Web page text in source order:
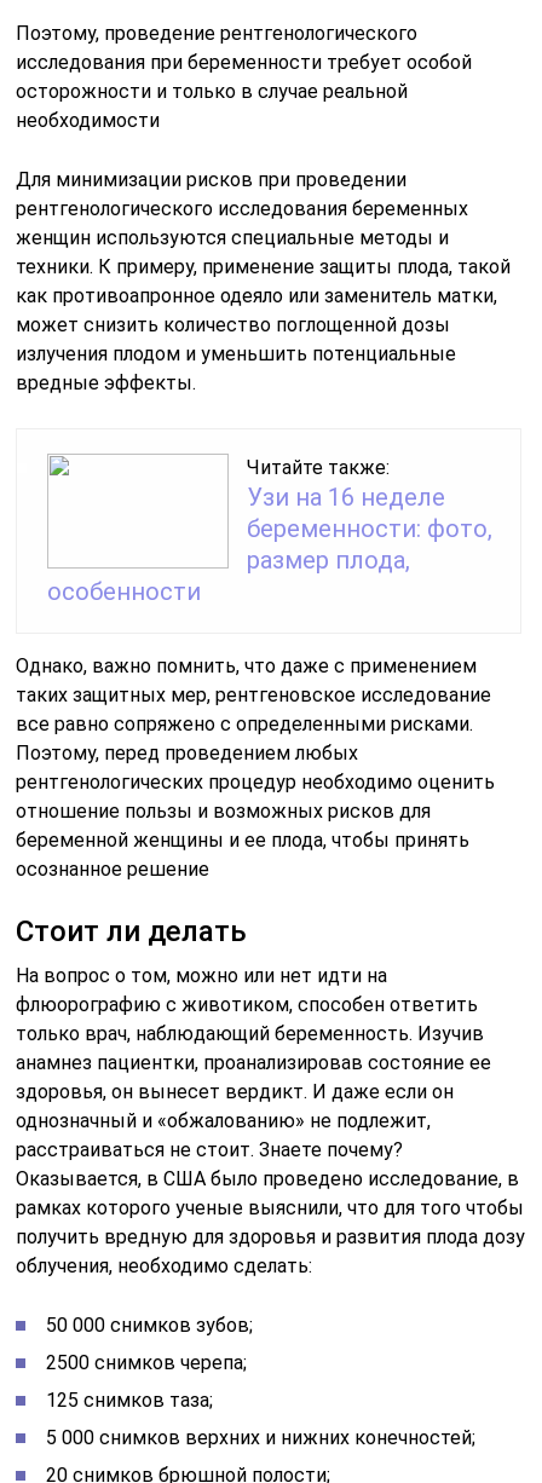
Поэтому, проведение рентгенологического
исследования при беременности требует особой
осторожности и только в случае реальной
необходимости
Для минимизации рисков при проведении
рентгенологического исследования беременных
женщин используются специальные методы и
техники. К примеру, применение защиты плода, такой
как противоапронное одеяло или заменитель матки,
может снизить количество поглощенной дозы
излучения плодом и уменьшить потенциальные
вредные эффекты.
Читайте также:
Узи на 16 неделе
беременности: фото,
размер плода,
особенности
Однако, важно помнить, что даже с применением
таких защитных мер, рентгеновское исследование
все равно сопряжено с определенными рисками.
Поэтому, перед проведением любых
рентгенологических процедур необходимо оценить
отношение пользы и возможных рисков для
беременной женщины и ее плода, чтобы принять
осознанное решение
Стоит ли делать
На вопрос о том, можно или нет идти на
флюорографию с животиком, способен ответить
только врач, наблюдающий беременность. Изучив
анамнез пациентки, проанализировав состояние ее
здоровья, он вынесет вердикт. И даже если он
однозначный и «обжалованию» не подлежит,
расстраиваться не стоит. Знаете почему?
Оказывается, в США было проведено исследование, в
рамках которого ученые выяснили, что для того чтобы
получить вредную для здоровья и развития плода дозу
облучения, необходимо сделать:
50 000 снимков зубов;
2500 снимков черепа;
125 снимков таза;
5 000 снимков верхних и нижних конечностей;
20 снимков брюшной полости;